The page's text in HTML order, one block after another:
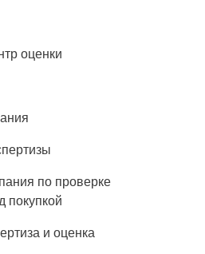
оценки
по проверке
покупкой
и оценка